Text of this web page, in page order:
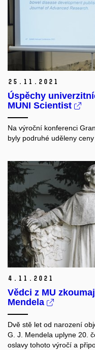
25. 11. 2021
Úspěchy
MUNI Scientist
Na výroční konferenci
byly podruhé uděleny ceny
4. 11. 2021
Vědci z MU
Mendela
Dvě stě let od narození
G. J. Mendela uplyne 20.
oslavy tohoto výročí a